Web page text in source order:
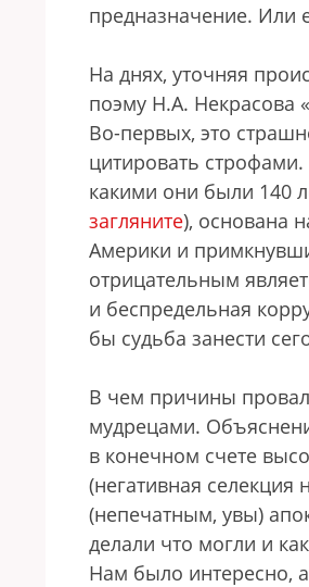
предназначение. Или
На днях, уточняя
поэму Н.А. Некрасова
Во-первых, это
цитировать
какими они были 140
загляните), основана
Америки и
отрицательным
и беспредельная
бы судьба занести
В чем причины
мудрецами.
в конечном счете
(негативная селекция
(непечатным, увы)
делали что могли и
Нам было интересно,